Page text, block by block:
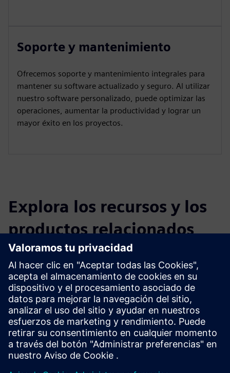
Soporte y mantenimiento
Ofrecemos soporte y mantenimiento integrales para
mantener su software actualizado y seguro. Al utilizar
nuestro software personalizado, puede optimizar las
operaciones, aumentar la productividad y lograr un
mayor éxito en los proyectos.
Explora los recursos y los
productos relacionados
Información y recursos adicionales
IoLabs: IOFramework
Requisitos previos
No hay requisitos